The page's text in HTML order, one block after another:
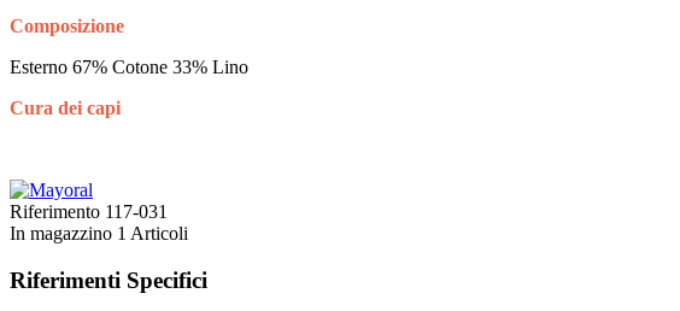
Composizione
Esterno 67% Cotone 33% Lino
Cura dei capi
Riferimento 117-031
In magazzino 1 Articoli
Riferimenti Specifici